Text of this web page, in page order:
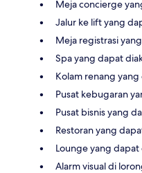
Meja concierge
Jalur ke lift yang
Meja registrasi
Spa yang dapat
Kolam renang
Pusat kebugaran
Pusat bisnis yang
Restoran yang
Lounge yang dapat
Alarm visual di